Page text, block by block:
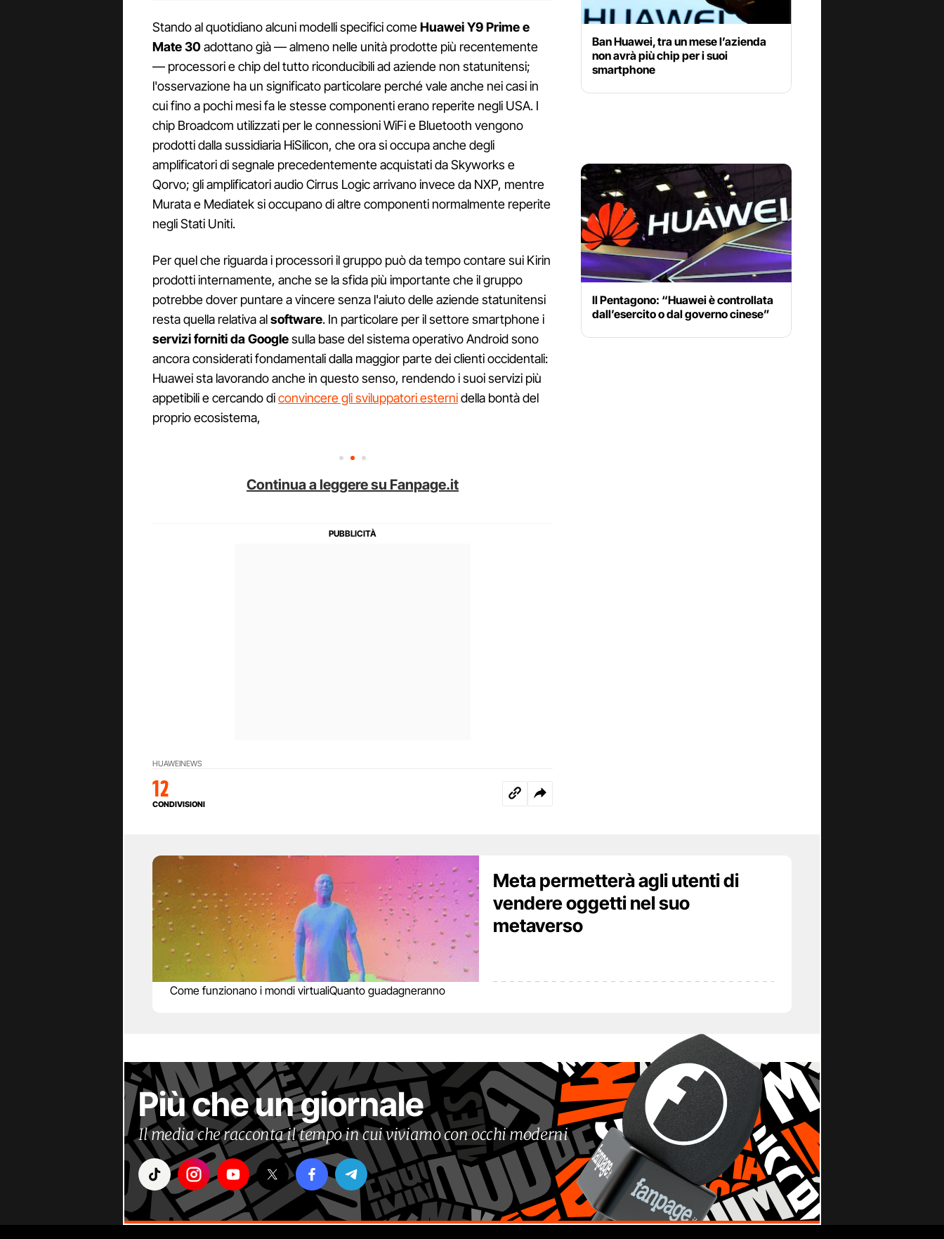
Stando al quotidiano alcuni modelli specifici comeHuawei Y9 Prime e
Mate 30adottano già — almeno nelle unità prodotte più recentemente
— processori e chip del tutto riconducibili ad aziende non statunitensi;
l'osservazione ha un significato particolare perché vale anche nei casi in
cui fino a pochi mesi fa le stesse componenti erano reperite negli USA. I
chip Broadcom utilizzati per le connessioni WiFi e Bluetooth vengono
prodotti dalla sussidiaria HiSilicon, che ora si occupa anche degli
amplificatori di segnale precedentemente acquistati da Skyworks e
Qorvo; gli amplificatori audio Cirrus Logic arrivano invece da NXP, mentre
Murata e Mediatek si occupano di altre componenti normalmente reperite
negli Stati Uniti.
Per quel che riguarda i processori il gruppo può da tempo contare sui Kirin
prodotti internamente, anche se la sfida più importante che il gruppo
potrebbe dover puntare a vincere senza l'aiuto delle aziende statunitensi
resta quella relativa alsoftware. In particolare per il settore smartphone i
servizi forniti da Googlesulla base del sistema operativo Android sono
ancora considerati fondamentali dalla maggior parte dei clienti occidentali:
Huawei sta lavorando anche in questo senso, rendendo i suoi servizi più
appetibili e cercando diconvincere gli sviluppatori esternidella bontà del
proprio ecosistema,
Continua a leggere su Fanpage.it
HUAWEINEWS
12
CONDIVISIONI
Ban Huawei, tra un mese l’azienda
non avrà più chip per i suoi
smartphone
Il Pentagono: “Huawei è controllata
dall’esercito o dal governo cinese”
Meta permetterà agli utenti di
vendere oggetti nel suo
metaverso
Come funzionano i mondi virtualiQuanto guadagneranno
Più che un giornale
Il media che racconta il tempo in cui viviamo con occhi moderni